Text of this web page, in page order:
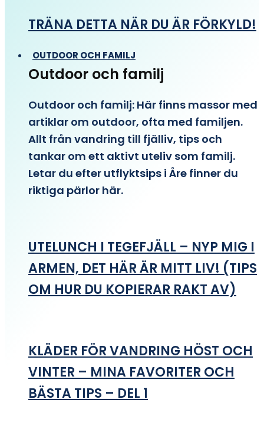
TRÄNA DETTA NÄR DU ÄR FÖRKYLD!
OUTDOOR OCH FAMILJ
Outdoor och familj
Outdoor och familj: Här finns massor med
artiklar om outdoor, ofta med familjen.
Allt från vandring till fjälliv, tips och
tankar om ett aktivt uteliv som familj.
Letar du efter utflyktsips i Åre finner du
riktiga pärlor här.
UTELUNCH I TEGEFJÄLL – NYP MIG I
ARMEN, DET HÄR ÄR MITT LIV! (TIPS
OM HUR DU KOPIERAR RAKT AV)
KLÄDER FÖR VANDRING HÖST OCH
VINTER – MINA FAVORITER OCH
BÄSTA TIPS – DEL 1